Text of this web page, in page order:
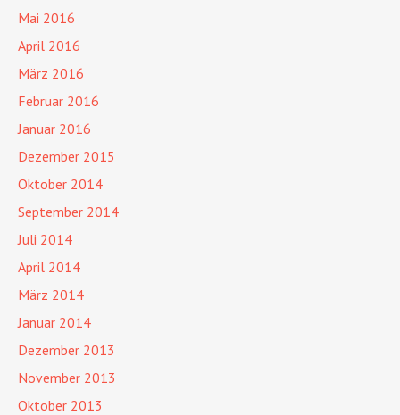
Mai 2016
April 2016
März 2016
Februar 2016
Januar 2016
Dezember 2015
Oktober 2014
September 2014
Juli 2014
April 2014
März 2014
Januar 2014
Dezember 2013
November 2013
Oktober 2013